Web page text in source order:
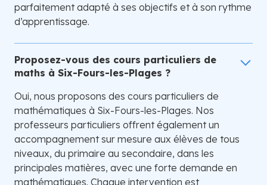
parfaitement adapté à ses objectifs et à son rythme
d’apprentissage.
Proposez-vous des cours particuliers de
maths à Six-Fours-les-Plages ?
Oui, nous proposons des cours particuliers de
mathématiques à Six-Fours-les-Plages. Nos
professeurs particuliers offrent également un
accompagnement sur mesure aux élèves de tous
niveaux, du primaire au secondaire, dans les
principales matières, avec une forte demande en
mathématiques. Chaque intervention est